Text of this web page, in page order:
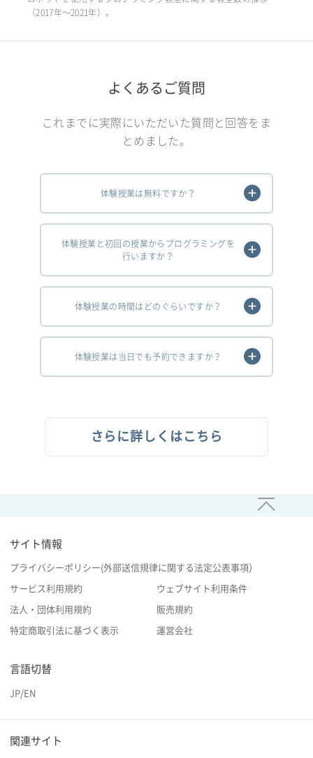
（2017年〜2021年）。
よくあるご質問
これまでに実際にいただいた質問と回答をま
とめました。
体験授業は無料ですか？
体験授業と初回の授業からプログラミングを
行いますか？
体験授業の時間はどのぐらいですか？
体験授業は当日でも予約できますか？
さらに詳しくはこちら
サイト情報
プライバシーポリシー(外部送信規律に関する法定公表事項）
サービス利用規約 ウェブサイト利用条件
法人・団体利用規約 販売規約
特定商取引法に基づく表示 運営会社
言語切替
JP/EN
関連サイト